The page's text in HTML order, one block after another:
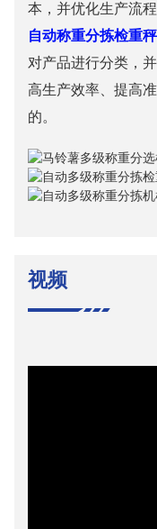
本，并优化生产流
自动称重分拣检重秤
对产品进行分类，
高生产效率、提高
的。
视频